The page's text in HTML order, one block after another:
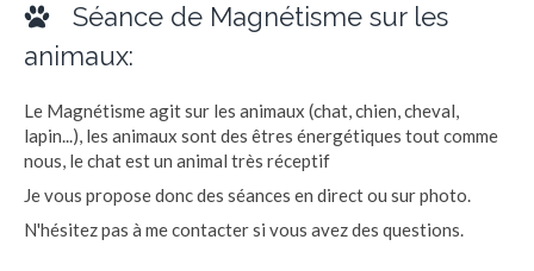
Séance de Magnétisme sur les
animaux:
Le Magnétisme agit sur les animaux (chat, chien, cheval,
lapin...), les animaux sont des êtres énergétiques tout comme
nous, le chat est un animal très réceptif
Je vous propose donc des séances en direct ou sur photo.
N'hésitez pas à me contacter si vous avez des questions.